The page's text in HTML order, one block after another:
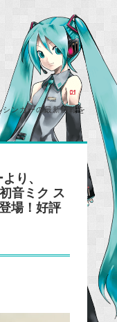
ンガーの最新情報を
り、
音ミク ス
場！好評